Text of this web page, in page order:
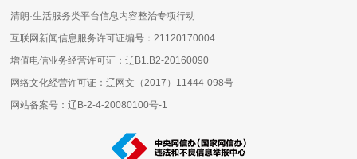
清朗·生活服务类平台信息内容整治专项行动
互联网新闻信息服务许可证编号：21120170004
增值电信业务经营许可证：辽B1.B2-20160090
网络文化经营许可证：辽网文（2017）11444-098号
网站备案号：辽B-2-4-20080100号-1